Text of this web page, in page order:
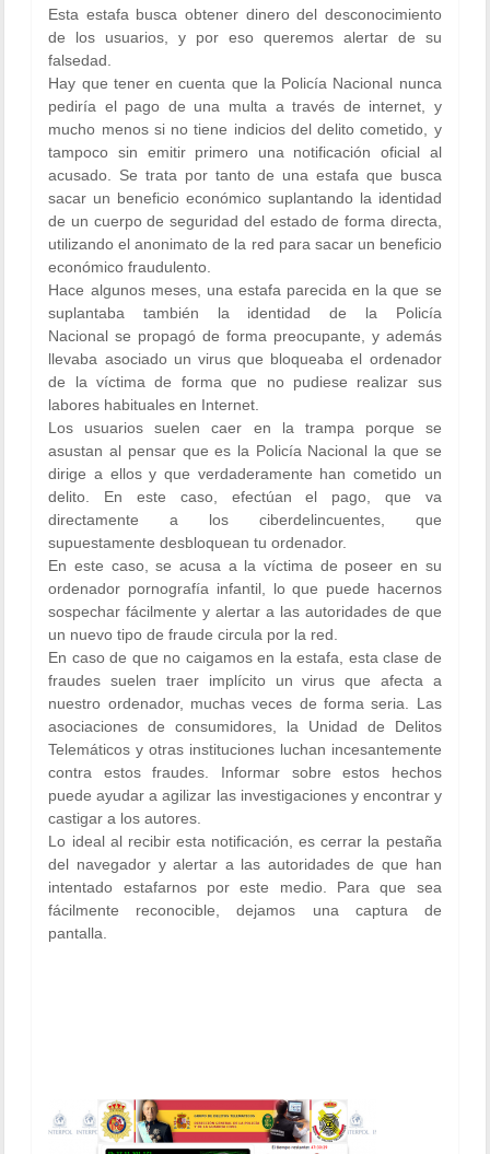
Esta estafa busca obtener dinero del desconocimiento
de los usuarios, y por eso queremos alertar de su
falsedad.
Hay que tener en cuenta que la Policía Nacional nunca
pediría el pago de una multa a través de internet, y
mucho menos si no tiene indicios del delito cometido, y
tampoco sin emitir primero una notificación oficial al
acusado. Se trata por tanto de una estafa que busca
sacar un beneficio económico suplantando la identidad
de un cuerpo de seguridad del estado de forma directa,
utilizando el anonimato de la red para sacar un beneficio
económico fraudulento.
Hace algunos meses, una estafa parecida en la que se
suplantaba también la identidad de la Policía
Nacional se propagó de forma preocupante, y además
llevaba asociado un virus que bloqueaba el ordenador
de la víctima de forma que no pudiese realizar sus
labores habituales en Internet.
Los usuarios suelen caer en la trampa porque se
asustan al pensar que es la Policía Nacional la que se
dirige a ellos y que verdaderamente han cometido un
delito. En este caso, efectúan el pago, que va
directamente a los ciberdelincuentes, que
supuestamente desbloquean tu ordenador.
En este caso, se acusa a la víctima de poseer en su
ordenador pornografía infantil, lo que puede hacernos
sospechar fácilmente y alertar a las autoridades de que
un nuevo tipo de fraude circula por la red.
En caso de que no caigamos en la estafa, esta clase de
fraudes suelen traer implícito unvirus que afecta a
nuestro ordenador, muchas veces de forma seria. Las
asociaciones de consumidores, la Unidad de Delitos
Telemáticos y otras instituciones luchan incesantemente
contra estos fraudes. Informar sobre estos hechos
puede ayudar a agilizar las investigaciones y encontrar y
castigar a los autores.
Lo ideal al recibir esta notificación, es cerrar la pestaña
del navegador y alertar a las autoridades de que han
intentado estafarnos por este medio. Para que sea
fácilmente reconocible, dejamos una captura de
pantalla.